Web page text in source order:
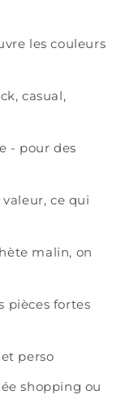
les couleurs
casual,
- pour des
ce qui
malin, on
pièces fortes
perso
shopping ou